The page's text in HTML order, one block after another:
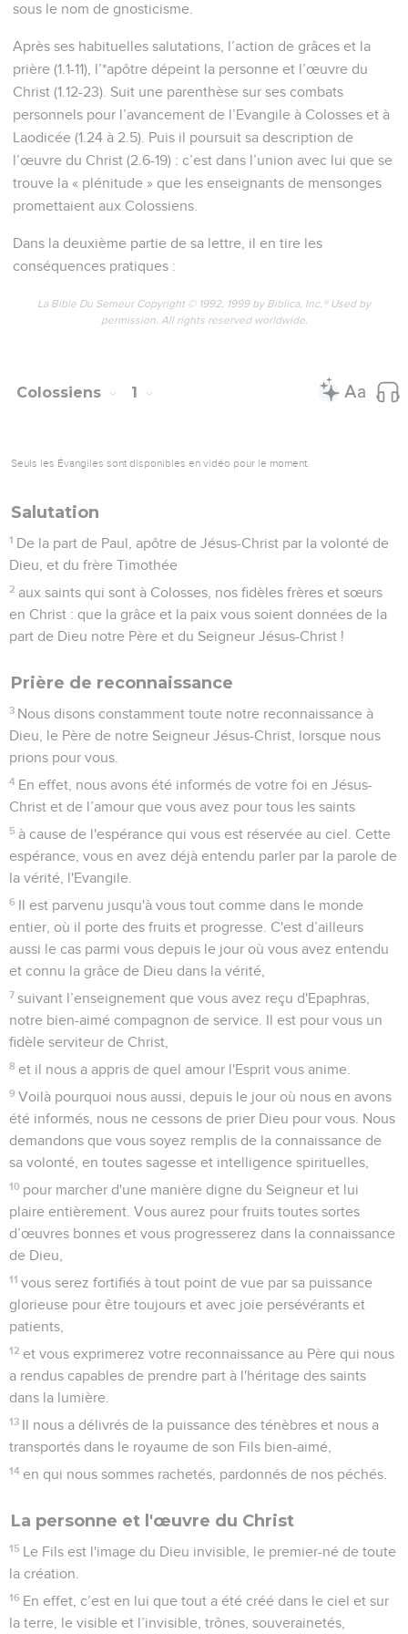
sous le nom de gnosticisme.
Après ses habituelles salutations, l’action de grâces et la
prière (1.1-11), l’*apôtre dépeint la personne et l’œuvre du
Christ (1.12-23). Suit une parenthèse sur ses combats
personnels pour l’avancement de l’Evangile à Colosses et à
Laodicée (1.24 à 2.5). Puis il poursuit sa description de
l’œuvre du Christ (2.6-19) : c’est dans l’union avec lui que se
trouve la « plénitude » que les enseignants de mensonges
promettaient aux Colossiens.
Dans la deuxième partie de sa lettre, il en tire les
conséquences pratiques :
La Bible Du Semeur Copyright © 1992, 1999 by Biblica, Inc.® Used by
permission. All rights reserved worldwide.
Colossiens 1
Seuls les Évangiles sont disponibles en vidéo pour le moment.
Salutation
1 De la part de Paul, apôtre de Jésus-Christ par la volonté de
Dieu, et du frère Timothée
2 aux saints qui sont à Colosses, nos fidèles frères et sœurs
en Christ : que la grâce et la paix vous soient données de la
part de Dieu notre Père et du Seigneur Jésus-Christ !
Prière de reconnaissance
3 Nous disons constamment toute notre reconnaissance à
Dieu, le Père de notre Seigneur Jésus-Christ, lorsque nous
prions pour vous.
4 En effet, nous avons été informés de votre foi en Jésus-
Christ et de l’amour que vous avez pour tous les saints
5 à cause de l'espérance qui vous est réservée au ciel. Cette
espérance, vous en avez déjà entendu parler par la parole de
la vérité, l'Evangile.
6 Il est parvenu jusqu'à vous tout comme dans le monde
entier, où il porte des fruits et progresse. C'est d’ailleurs
aussi le cas parmi vous depuis le jour où vous avez entendu
et connu la grâce de Dieu dans la vérité,
7 suivant l’enseignement que vous avez reçu d'Epaphras,
notre bien-aimé compagnon de service. Il est pour vous un
fidèle serviteur de Christ,
8 et il nous a appris de quel amour l'Esprit vous anime.
9 Voilà pourquoi nous aussi, depuis le jour où nous en avons
été informés, nous ne cessons de prier Dieu pour vous. Nous
demandons que vous soyez remplis de la connaissance de
sa volonté, en toutes sagesse et intelligence spirituelles,
10 pour marcher d'une manière digne du Seigneur et lui
plaire entièrement. Vous aurez pour fruits toutes sortes
d’œuvres bonnes et vous progresserez dans la connaissance
de Dieu,
11 vous serez fortifiés à tout point de vue par sa puissance
glorieuse pour être toujours et avec joie persévérants et
patients,
12 et vous exprimerez votre reconnaissance au Père qui nous
a rendus capables de prendre part à l'héritage des saints
dans la lumière.
13 Il nous a délivrés de la puissance des ténèbres et nous a
transportés dans le royaume de son Fils bien-aimé,
14 en qui nous sommes rachetés, pardonnés de nos péchés.
La personne et l'œuvre du Christ
15 Le Fils est l'image du Dieu invisible, le premier-né de toute
la création.
16 En effet, c’est en lui que tout a été créé dans le ciel et sur
la terre, le visible et l’invisible, trônes, souverainetés,